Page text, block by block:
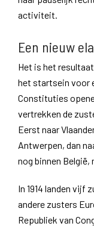
activiteit.
Een nieuw
Het is het
het startsein voor
Constituties
vertrekken de
Eerst naar
Antwerpen, dan
nog binnen België,
In 1914 landen vijf
andere zusters
Republiek van